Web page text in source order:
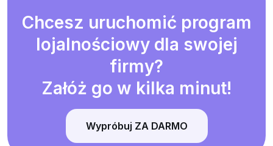
Chcesz uruchomić program
lojalnościowy dla swojej
firmy?
Załóż go w kilka minut!
Wypróbuj ZA DARMO